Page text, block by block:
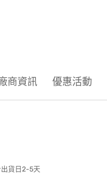
商資訊 優惠活動
貨日2-5天